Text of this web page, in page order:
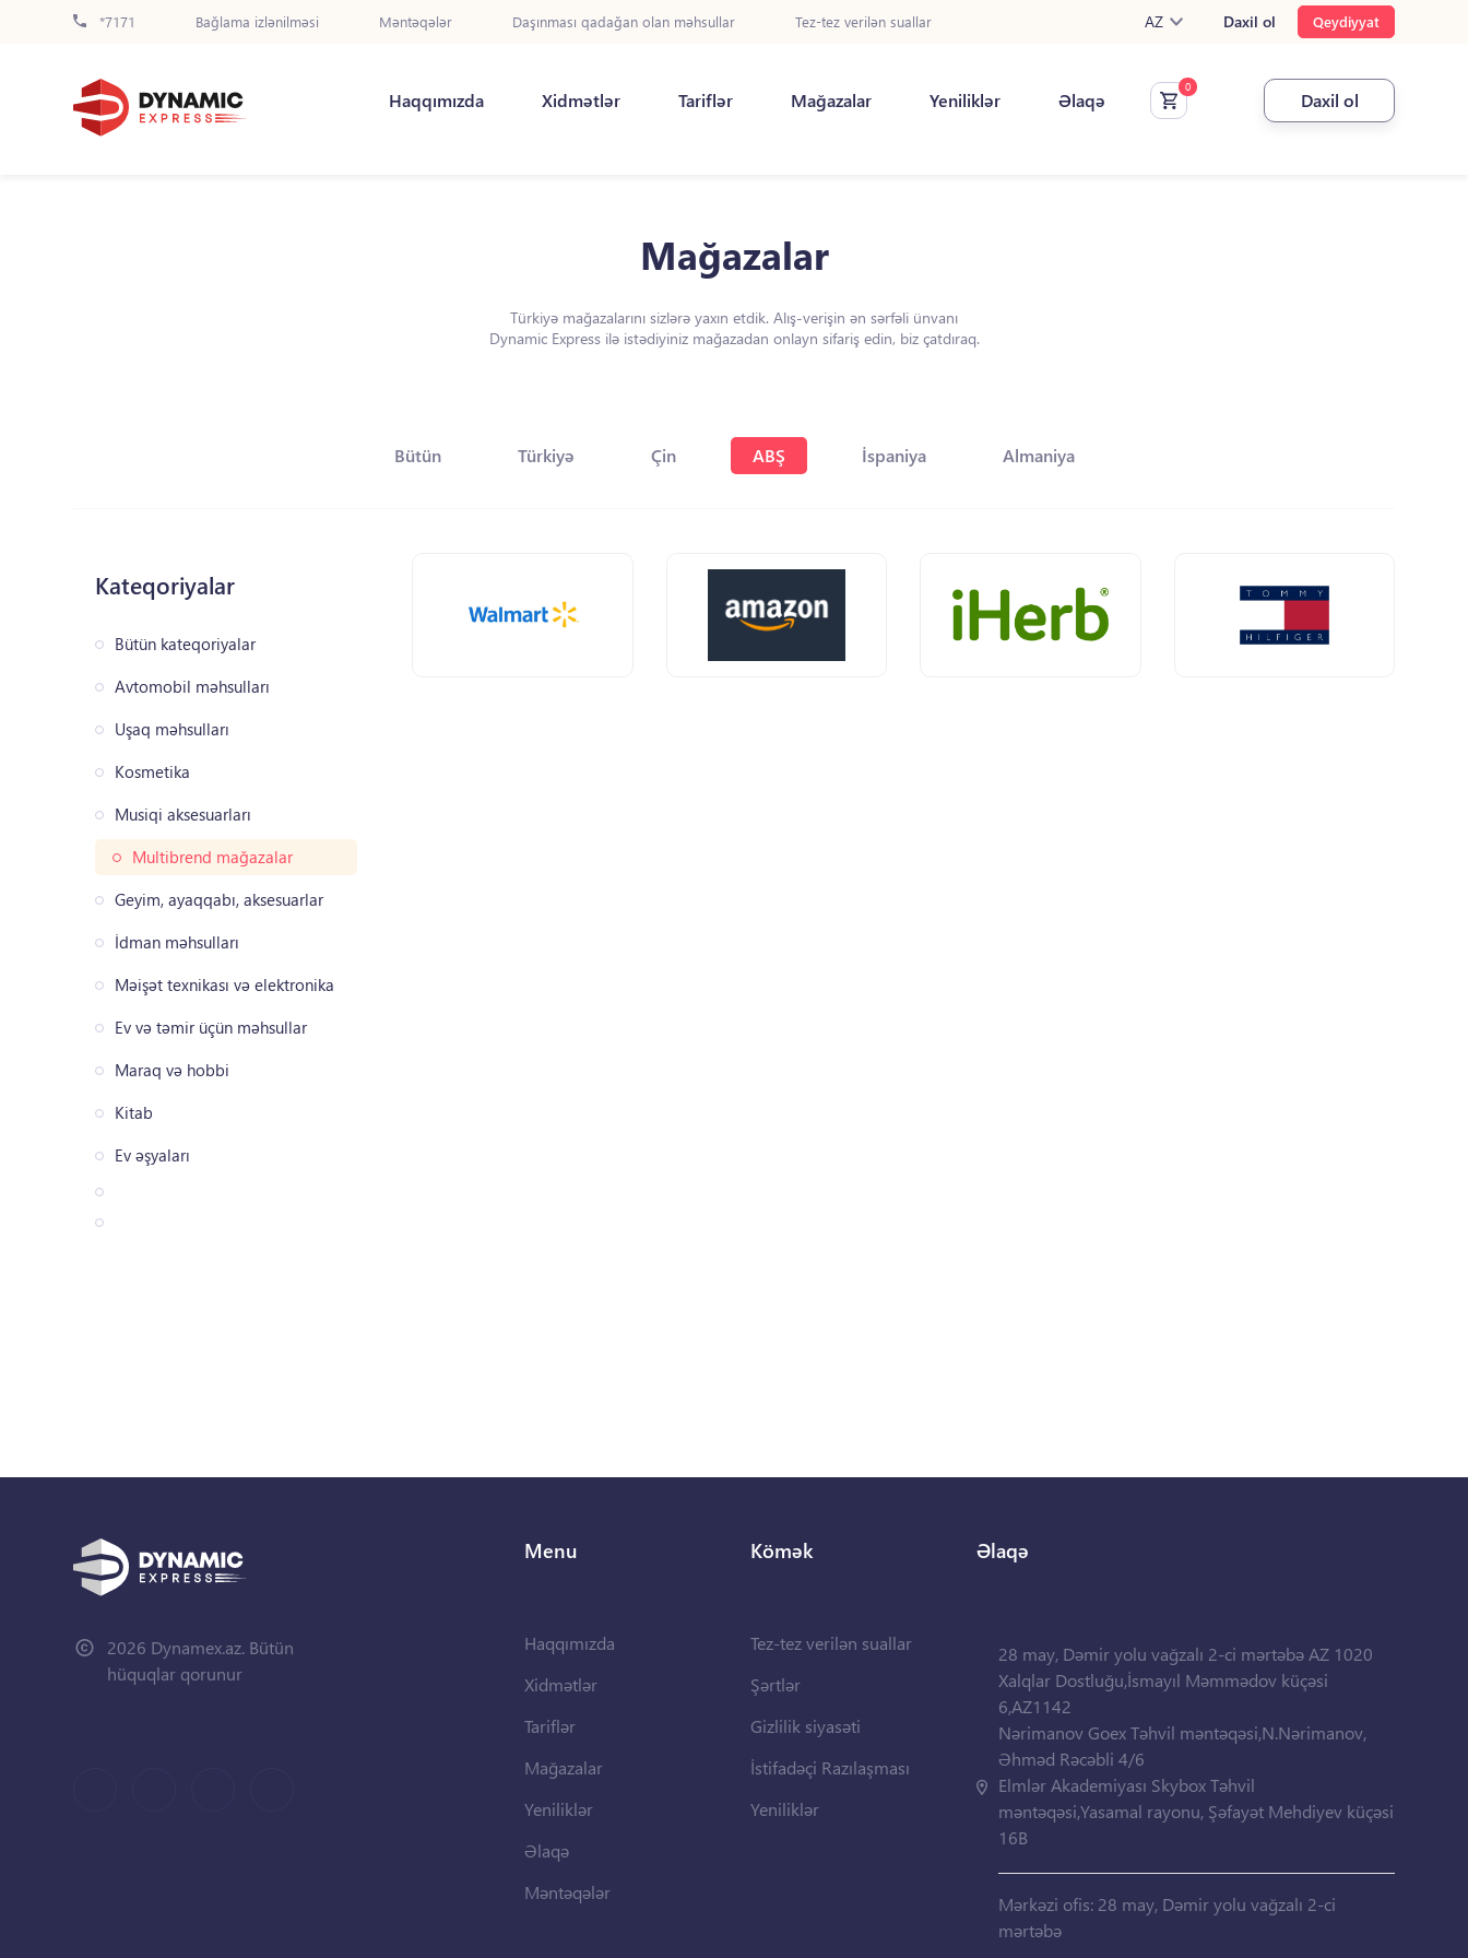
*7171 Bağlama izlənilməsi Məntəqələr Daşınması qadağan olan məhsullar Tez-tez verilən suallar AZ Daxil ol Qeydiyyat
Haqqımızda Xidmətlər Tariflər Mağazalar Yeniliklər Əlaqə Daxil ol
Mağazalar
Türkiyə mağazalarını sizlərə yaxın etdik. Alış-verişin ən sərfəli ünvanı
Dynamic Express ilə istədiyiniz mağazadan onlayn sifariş edin, biz çatdıraq.
Bütün Türkiyə Çin ABŞ İspaniya Almaniya
Kateqoriyalar
Bütün kateqoriyalar
Avtomobil məhsulları
Uşaq məhsulları
Kosmetika
Musiqi aksesuarları
Multibrend mağazalar
Geyim, ayaqqabı, aksesuarlar
İdman məhsulları
Məişət texnikası və elektronika
Ev və təmir üçün məhsullar
Maraq və hobbi
Kitab
Ev əşyaları
2026 Dynamex.az. Bütün
hüquqlar qorunur
Menu
Haqqımızda
Xidmətlər
Tariflər
Mağazalar
Yeniliklər
Əlaqə
Məntəqələr
Kömək
Tez-tez verilən suallar
Şərtlər
Gizlilik siyasəti
İstifadəçi Razılaşması
Yeniliklər
Əlaqə
28 may, Dəmir yolu vağzalı 2-ci mərtəbə AZ 1020
Xalqlar Dostluğu,İsmayıl Məmmədov küçəsi
6,AZ1142
Nərimanov Goex Təhvil məntəqəsi,N.Nərimanov,
Əhməd Rəcəbli 4/6
Elmlər Akademiyası Skybox Təhvil
məntəqəsi,Yasamal rayonu, Şəfayət Mehdiyev küçəsi
16B
Mərkəzi ofis: 28 may, Dəmir yolu vağzalı 2-ci
mərtəbə